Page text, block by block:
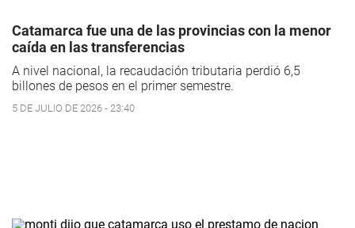
Catamarca fue una de las provincias con la menor
caída en las transferencias
A nivel nacional, la recaudación tributaria perdió 6,5
billones de pesos en el primer semestre.
5 DE JULIO DE 2026 - 23:40